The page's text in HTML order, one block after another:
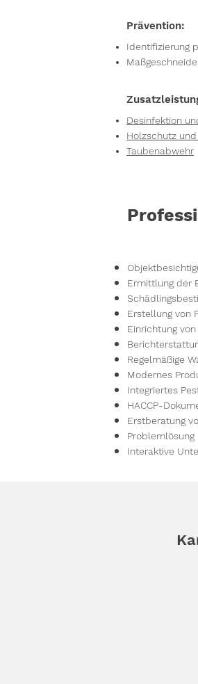
Prävention:
Identifizierung
Desinfektion
Holzschutz
Taubenabwehr
Ermittlung der
Erstellung von
Einrichtung
Regelmäßige
Modernes
Integriertes
HACCP-
Erstberatung
Problemlösung
Interaktive